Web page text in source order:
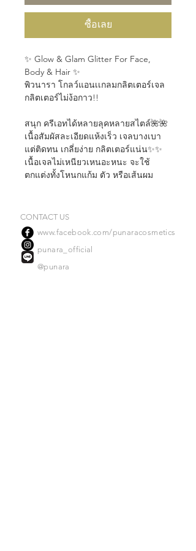
ซื้อเลย
✨ Glow & Glam Glitter For Face,
Body & Hair ✨
พิวนารา โกลว์แอนเเกลมกลิตเตอร์เจล
กลิตเตอร์ไม่ง้อกาว!!
สนุก ครีเอทได้หลายลุคหลายสไตล์🌺🌺
เนื้อสัมผัสละเอียดแห้งเร็ว เจลบางเบา
แต่ติดทน เกลี่ยง่าย กลิตเตอร์แน่น✨✨
เนื้อเจลไม่เหนียวเหนอะหนะ จะใช้
ตกแต่งทั้งโหนกแก้ม ตัว หรือเส้นผม
มีให้เลือกถึง 6 เฉดสี⏬
01 PINK GOLD: ทองชมพู
02 PEACH GOLD: ตะวันฉาย
03 PURPLE BLUE: ปลายฟ้า
CONTACT US
www.facebook.com/punaracosmetics
punara_official
@punara